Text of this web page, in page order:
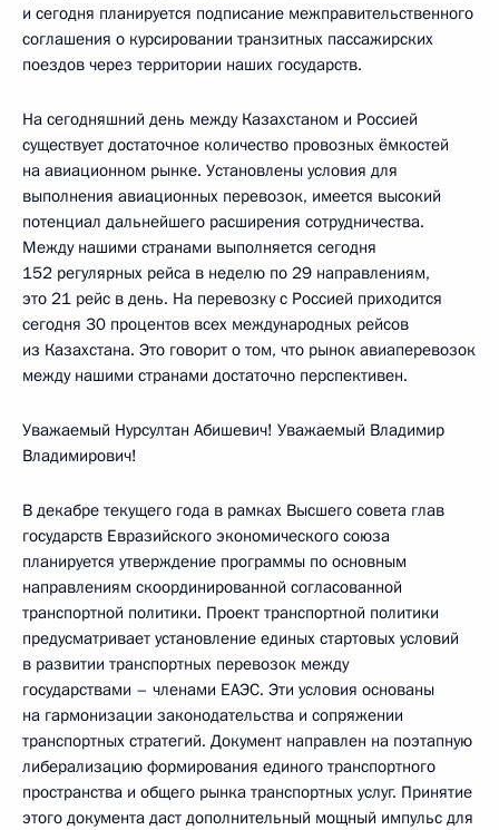
и сегодня планируется подписание межправительственного
соглашения о курсировании транзитных пассажирских
поездов через территории наших государств.
На сегодняшний день между Казахстаном и Россией
существует достаточное количество провозных ёмкостей
на авиационном рынке. Установлены условия для
выполнения авиационных перевозок, имеется высокий
потенциал дальнейшего расширения сотрудничества.
Между нашими странами выполняется сегодня
152 регулярных рейса в неделю по 29 направлениям,
это 21 рейс в день. На перевозку с Россией приходится
сегодня 30 процентов всех международных рейсов
из Казахстана. Это говорит о том, что рынок авиаперевозок
между нашими странами достаточно перспективен.
Уважаемый Нурсултан Абишевич! Уважаемый Владимир
Владимирович!
В декабре текущего года в рамках Высшего совета глав
государств Евразийского экономического союза
планируется утверждение программы по основным
направлениям скоординированной согласованной
транспортной политики. Проект транспортной политики
предусматривает установление единых стартовых условий
в развитии транспортных перевозок между
государствами – членами ЕАЭС. Эти условия основаны
на гармонизации законодательства и сопряжении
транспортных стратегий. Документ направлен на поэтапную
либерализацию формирования единого транспортного
пространства и общего рынка транспортных услуг. Принятие
этого документа даст дополнительный мощный импульс для